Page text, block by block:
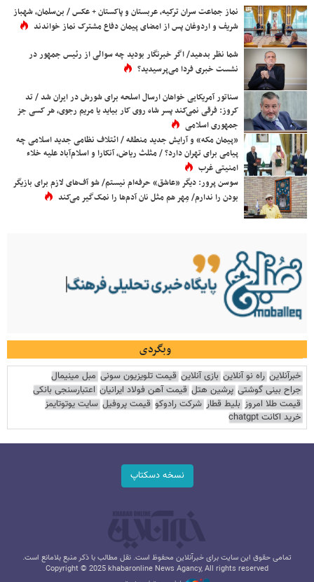
نماز جماعت سران ترکیه، عربستان و پاکستان + عکس / بن‌سلمان، شهباز
شریف و اردوغان پس از امضای پیمان دفاع مشترک نماز خواندند
شما نظر بدهید/ اگر خبرنگار بودید چه سوالی از رئیس جمهور در
نشست خبری فردا می‌پرسیدید؟
سناتور آمریکایی خواهان ارسال اسلحه برای شورش در ایران شد / تد
کروز: فرقی نمی‌کند پسر شاه روی کار بیاید یا مریم رجوی، هر کسی جز
جمهوری اسلامی
«پیمان مکه» و آرایش جدید منطقه / ائتلاف نظامی جدید اسلامی چه
پیامی برای تهران دارد؟ / مثلث ریاض، آنکارا و اسلام‌آباد علیه خلاء
امنیتی غرب
سوسن پرور: دیگر «عاشق» حرفه‌ام نیستم/ شو آف‌های لازم برای بازیگر
بودن را ندارم/ مِهر هم مثل نان آدم‌ها را نمک‌گیر می‌کند
وبگردی
خبرآنلاین راه نو آنلاین بازی آنلاین قیمت تلویزیون سونی مبل مینیمال
جراح بینی گوشتی پرشین هتل قیمت آهن فولاد ایرانیان اعتبارسنجی بانکی
قیمت طلا امروز بلیط قطار شرکت رادوکو قیمت پروفیل سایت یوتوتایمز
خرید اکانت chatgpt
نسخه دسکتاپ
تمامی حقوق این سایت برای خبرآنلاین محفوظ است. نقل مطالب با ذکر منبع بلامانع است.
Copyright © 2025 khabaronline News Agancy, All rights reserved